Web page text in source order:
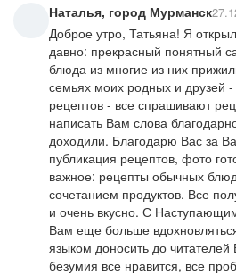
Наталья, город Мурманск
Доброе утро, Татьяна! Я
давно: прекрасный понятный
блюда из многие из них
семьях моих родных и друзей
рецептов - все спрашивают
написать Вам слова
доходили. Благодарю Вас за
публикация рецептов, фото
важное: рецепты обычных
сочетанием продуктов. Все
и очень вкусно. С
Вам еще больше
языком доносить до
безумия все нравится, все